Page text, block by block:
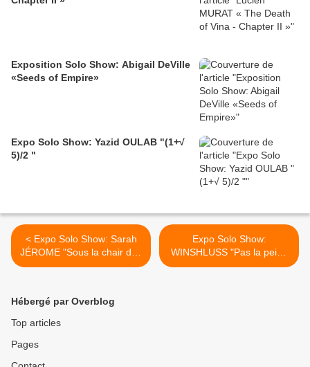
Exposition Solo Show: Abigail DeVille
«Seeds of Empire»
Expo Solo Show: Yazid OULAB "(1+√
5)/2 "
< Expo Solo Show: Sarah
JÉROME "Sous la chair des
roches"
Expo Solo Show:
WINSHLUSS "Pas la peine
de pleurer, personne ne te
Hébergé par Overblog
Top articles
Pages